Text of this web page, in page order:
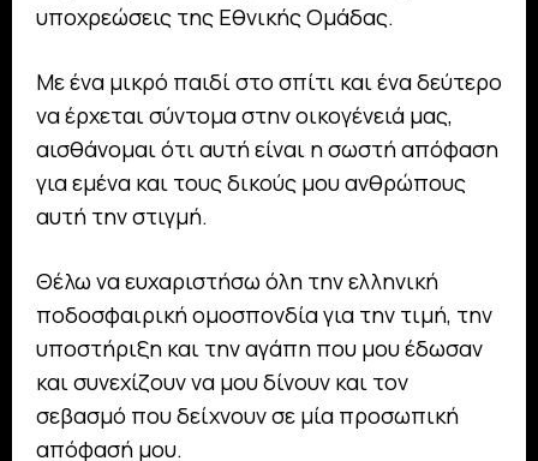
υποχρεώσεις της Εθνικής Ομάδας.
Με ένα μικρό παιδί στο σπίτι και ένα δεύτερο
να έρχεται σύντομα στην οικογένειά μας,
αισθάνομαι ότι αυτή είναι η σωστή απόφαση
για εμένα και τους δικούς μου ανθρώπους
αυτή την στιγμή.
Θέλω να ευχαριστήσω όλη την ελληνική
ποδοσφαιρική ομοσπονδία για την τιμή, την
υποστήριξη και την αγάπη που μου έδωσαν
και συνεχίζουν να μου δίνουν και τον
σεβασμό που δείχνουν σε μία προσωπική
απόφασή μου.